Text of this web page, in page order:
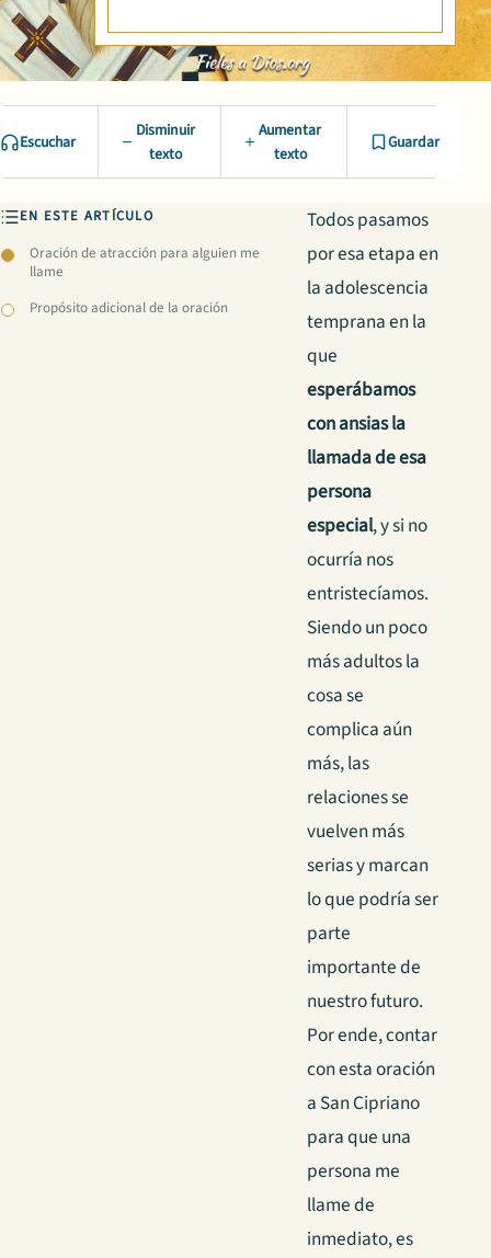
Escuchar
Disminuir
texto
Aumentar
texto
Guardar
EN ESTE ARTÍCULO
Oración de atracción para alguien me
llame
Propósito adicional de la oración
Todos pasamos
por esa etapa en
la adolescencia
temprana en la
que
esperábamos
con ansias la
llamada de esa
persona
especial, y si no
ocurría nos
entristecíamos.
Siendo un poco
más adultos la
cosa se
complica aún
más, las
relaciones se
vuelven más
serias y marcan
lo que podría ser
parte
importante de
nuestro futuro.
Por ende, contar
con esta oración
a San Cipriano
para que una
persona me
llame de
inmediato, es